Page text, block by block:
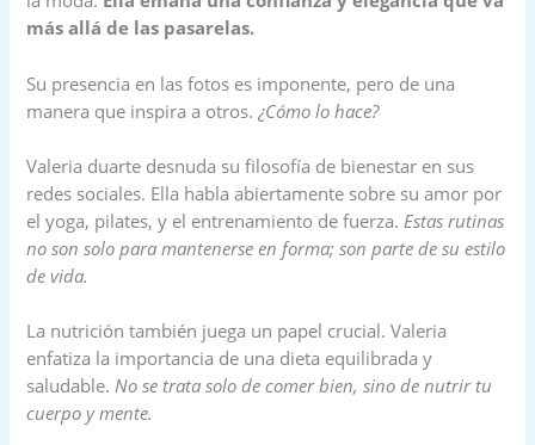
más allá de las pasarelas.
Su presencia en las fotos es imponente, pero de una
manera que inspira a otros.¿Cómo lo hace?
Valeria duarte desnuda su filosofía de bienestar en sus
redes sociales. Ella habla abiertamente sobre su amor por
el yoga, pilates, y el entrenamiento de fuerza.Estas rutinas
no son solo para mantenerse en forma; son parte de su estilo
de vida.
La nutrición también juega un papel crucial. Valeria
enfatiza la importancia de una dieta equilibrada y
saludable.No se trata solo de comer bien, sino de nutrir tu
cuerpo y mente.